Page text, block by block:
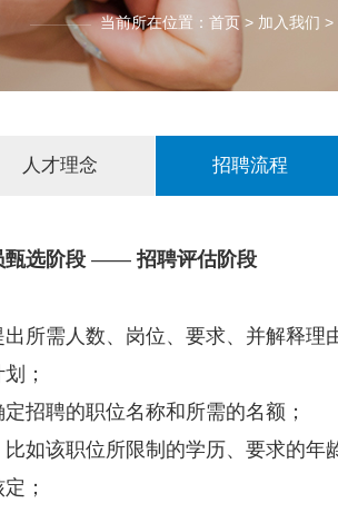
当前所在位置： 首页 > 加入我们 >
人才理念 招聘流程
甄选阶段 —— 招聘评估阶段
所需人数、岗位、要求、并解释理
；
招聘的职位名称和所需的名额；
如该职位所限制的学历、要求的年
；